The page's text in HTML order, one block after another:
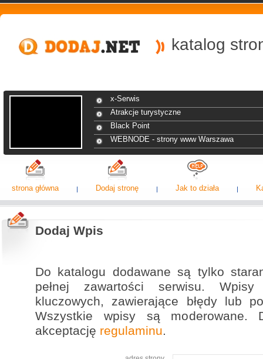
katalog
x-Serwis
Atrakcje turystyczne
Black Point
WEBNODE - strony www Warszawa
strona główna Dodaj stronę Jak to działa
Dodaj Wpis
Do katalogu dodawane są tylko
pełnej zawartości serwisu.
kluczowych, zawierające błędy lub
Wszystkie wpisy są moderowane.
akceptację regulaminu.